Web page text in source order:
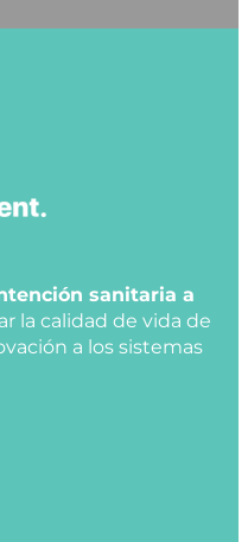
sanitaria a
la calidad de vida de
a los sistemas